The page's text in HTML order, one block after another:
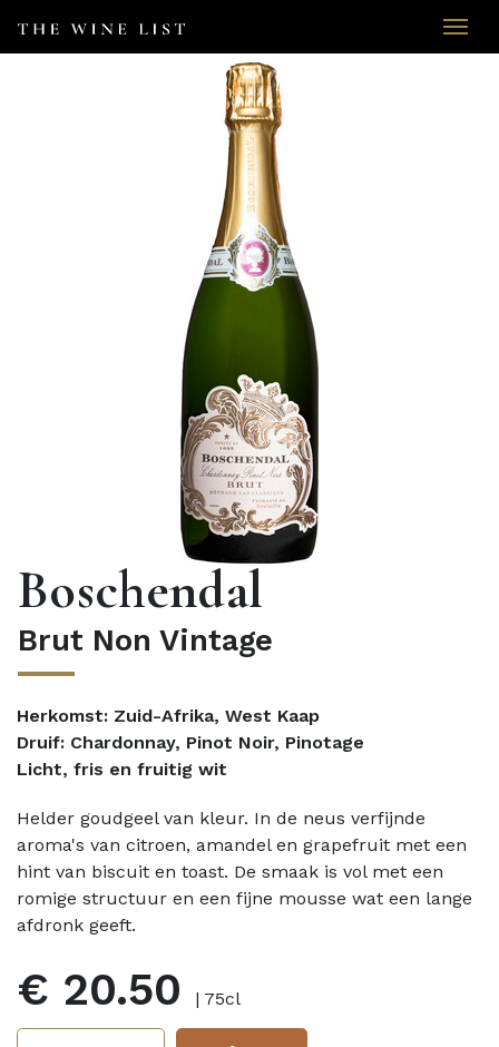
Boschendal
Brut Non Vintage
Herkomst: Zuid-Afrika, West Kaap
Druif: Chardonnay, Pinot Noir, Pinotage
Licht, fris en fruitig wit
Helder goudgeel van kleur. In de neus verfijnde
aroma's van citroen, amandel en grapefruit met een
hint van biscuit en toast. De smaak is vol met een
romige structuur en een fijne mousse wat een lange
afdronk geeft.
€ 20.50 | 75cl